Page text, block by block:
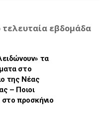
εβδομάδα
τα
στο
της Νέας
– Ποιοι
στο προσκήνιο